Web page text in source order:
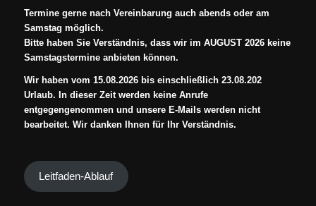
Termine gerne nach Vereinbarung auch abends oder am
Samstag möglich.
Bitte haben Sie Verständnis, dass wir im AUGUST 2026 keine
Samstagstermine anbieten können.
Wir haben vom 15.08.2026 bis einschließlich 23.08.202
Urlaub. In dieser Zeit werden keine Anrufe
entgegengenommen und unsere E-Mails werden nicht
bearbeitet. Wir danken Ihnen für Ihr Verständnis.
Leitfaden-Ablauf